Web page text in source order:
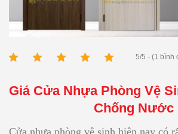
5/5 - (1 bình
Giá Cửa Nhựa Phòng Vệ
Chống Nước
Cửa nhựa phòng vệ sinh hiện nay có